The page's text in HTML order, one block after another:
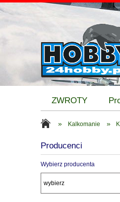
ZWROTY
» Kalkomanie »
Producenci
Wybierz producenta